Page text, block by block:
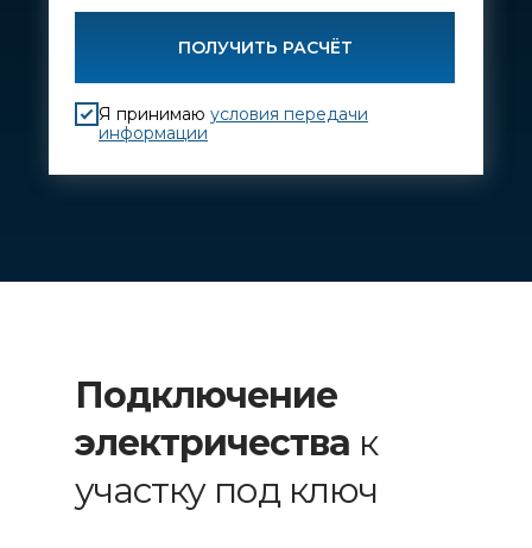
Я принимаю условия передачи
информации
ПОЛУЧИТЬ РАСЧЁТ
Подключение
электричества к
участку под ключ